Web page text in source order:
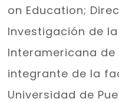
on Education;
Investigación de
Interamericana de
integrante de la
Universidad de